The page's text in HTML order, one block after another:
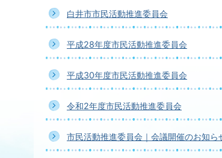
白井市市民活動推進委員会
平成28年度市民活動推進委員会
平成30年度市民活動推進委員会
令和2年度市民活動推進委員会
市民活動推進委員会｜会議開催のお知ら